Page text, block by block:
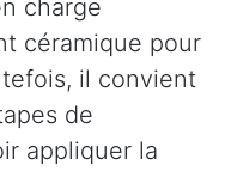
charge
céramique pour
il convient
de
appliquer la